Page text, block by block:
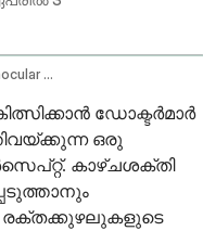
Aflibercept Mrbb Intraocular Route
ഡോക്ടർമാർ
ഒരു
കാഴ്ചശക്തി
രക്തക്കുഴലുകളുടെ